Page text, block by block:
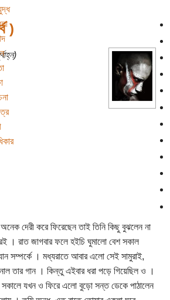
)
দেরী করে ফিরেছেন তাই তিনি কিছু বুঝলেন না
। রাত জাগবার ফলে হইচি ঘুমালো বেশ সকাল
সম্পর্কে । মধ্যরাতে আবার এলো সেই সামুরাই,
তার গান । কিন্তু এইবার ধরা পড়ে গিয়েছিল ও ।
যখন ও ফিরে এলো বুড়ো সন্ত ডেকে পাঠালেন